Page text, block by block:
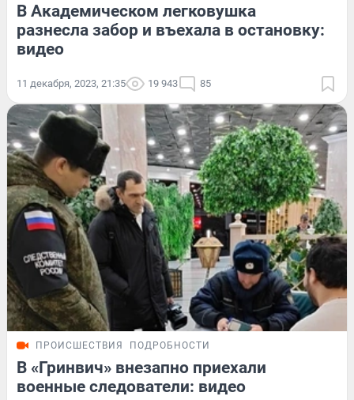
В Академическом легковушка
разнесла забор и въехала в остановку:
видео
11 декабря, 2023, 21:35 19 943 85
ПРОИСШЕСТВИЯ ПОДРОБНОСТИ
В «Гринвич» внезапно приехали
военные следователи: видео